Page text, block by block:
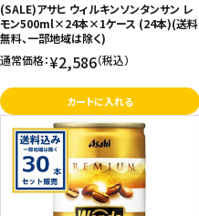
(SALE)アサヒ ウィルキンソンタンサン レ
モン500ml×24本×1ケース (24本)(送料
無料、一部地域は除く)
通常価格：¥2,586（税込）
カートに入れる